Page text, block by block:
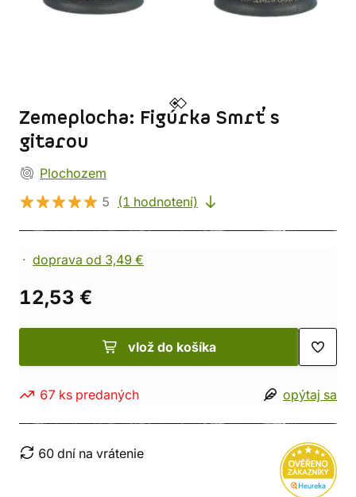
Zemeplocha: Figúrka Smrť s
gitarou
Plochozem
5
(1 hodnotení)
doprava od 3,49 €
12,53 €
vlož do košíka
67 ks predaných opýtaj sa
60 dní na vrátenie